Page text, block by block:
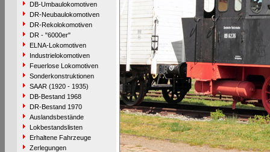
DB-Umbaulokomotiven
DR-Neubaulokomotiven
DR-Rekolokomotiven
DR - "6000er"
ELNA-Lokomotiven
Industrielokomotiven
Feuerlose Lokomotiven
Sonderkonstruktionen
SAAR (1920 - 1935)
DB-Bestand 1968
DR-Bestand 1970
Auslandsbestände
Lokbestandslisten
Erhaltene Fahrzeuge
Zerlegungen